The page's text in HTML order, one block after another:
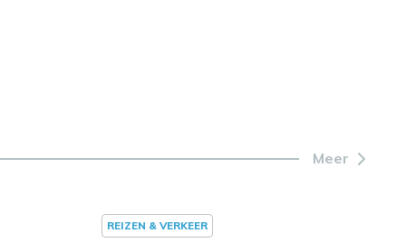
Meer
REIZEN & VERKEER